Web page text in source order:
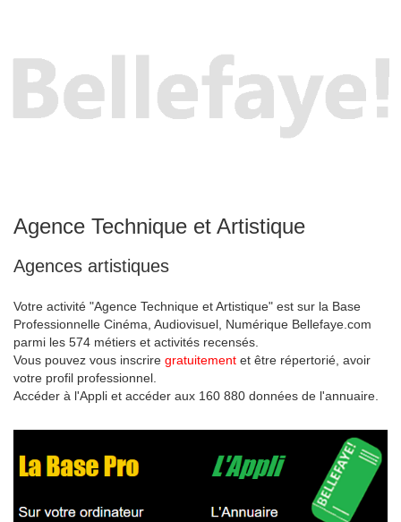
Agence Technique et Artistique
Agences artistiques
Votre activité "Agence Technique et Artistique" est sur la Base
Professionnelle Cinéma, Audiovisuel, Numérique Bellefaye.com
parmi les 574 métiers et activités recensés.
Vous pouvez vous inscrire gratuitement et être répertorié, avoir
votre profil professionnel.
Accéder à l'Appli et accéder aux 160 880 données de l'annuaire.